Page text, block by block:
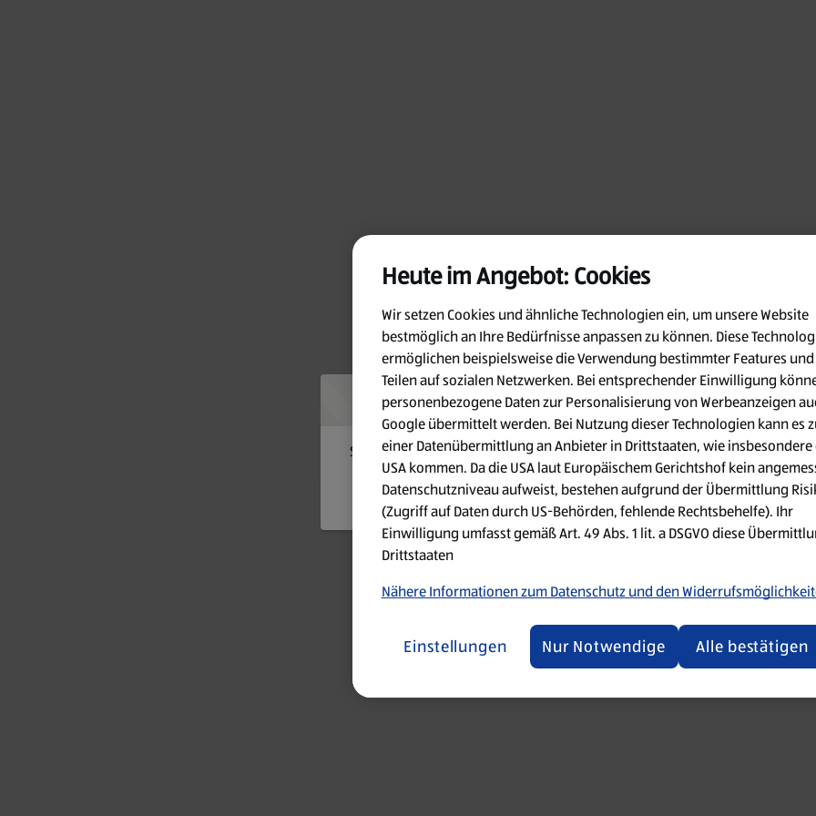
Oops!
Something went wrong. Please try refreshing the app
Refresh
Heute im Angebot: Cookies
Wir setzen Cookies und ähnliche Technologien ein, um unsere Website
bestmöglich an Ihre Bedürfnisse anpassen zu können. Diese
ermöglichen beispielsweise die Verwendung bestimmter Features und
Teilen auf sozialen Netzwerken. Bei entsprechender Einwilligung
personenbezogene Daten zur Personalisierung von Werbeanzeigen
Google übermittelt werden. Bei Nutzung dieser Technologien kann es
einer Datenübermittlung an Anbieter in Drittstaaten, wie insbesondere
USA kommen. Da die USA laut Europäischem Gerichtshof kein
Datenschutzniveau aufweist, bestehen aufgrund der Übermittlung
(Zugriff auf Daten durch US-Behörden, fehlende Rechtsbehelfe). Ihr
Einwilligung umfasst gemäß Art. 49 Abs. 1 lit. a DSGVO diese
Drittstaaten
Nähere Informationen zum Datenschutz und den
Einstellungen Nur Notwendige Alle bestätigen